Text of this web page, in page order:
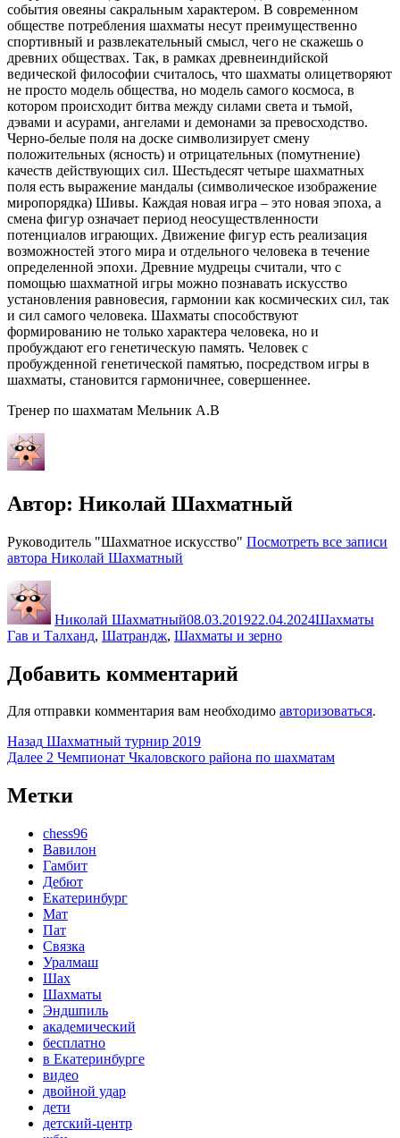
события овеяны сакральным характером. В современном
обществе потребления шахматы несут преимущественно
спортивный и развлекательный смысл, чего не скажешь о
древних обществах. Так, в рамках древнеиндийской
ведической философии считалось, что шахматы олицетворяют
не просто модель общества, но модель самого космоса, в
котором происходит битва между силами света и тьмой,
дэвами и асурами, ангелами и демонами за превосходство.
Черно-белые поля на доске символизирует смену
положительных (ясность) и отрицательных (помутнение)
качеств действующих сил. Шестьдесят четыре шахматных
поля есть выражение мандалы (символическое изображение
миропорядка) Шивы. Каждая новая игра – это новая эпоха, а
смена фигур означает период неосуществленности
потенциалов играющих. Движение фигур есть реализация
возможностей этого мира и отдельного человека в течение
определенной эпохи. Древние мудрецы считали, что с
помощью шахматной игры можно познавать искусство
установления равновесия, гармонии как космических сил, так
и сил самого человека. Шахматы способствуют
формированию не только характера человека, но и
пробуждают его генетическую память. Человек с
пробужденной генетической памятью, посредством игры в
шахматы, становится гармоничнее, совершеннее.
Тренер по шахматам Мельник А.В
Автор: Николай Шахматный
Руководитель "Шахматное искусство" Посмотреть все записи
автора Николай Шахматный
Николай Шахматный08.03.201922.04.2024Шахматы
Гав и Талханд, Шатрандж, Шахматы и зерно
Добавить комментарий
Для отправки комментария вам необходимо авторизоваться.
Навигация
по
записям
Назад Предыдущая
запись:
Шахматный турнир 2019
Далее Следующая
2 Чемпионат Чкаловского района по шахматам
Метки
chess96
Вавилон
Гамбит
Дебют
Екатеринбург
Мат
Пат
Связка
Уралмаш
Шах
Шахматы
Эндшпиль
академический
бесплатно
в Екатеринбурге
видео
двойной удар
дети
детский-центр